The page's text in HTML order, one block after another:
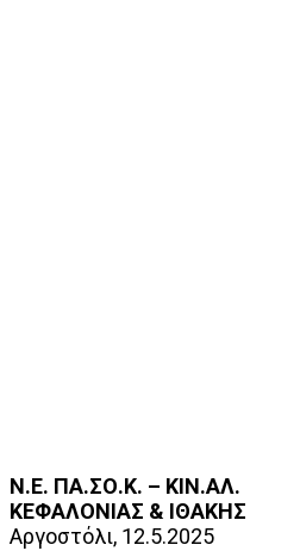
Ν.Ε. ΠΑ.ΣΟ.Κ. – ΚΙΝ.ΑΛ.
ΚΕΦΑΛΟΝΙΑΣ & ΙΘΑΚΗΣ
Αργοστόλι, 12.5.2025